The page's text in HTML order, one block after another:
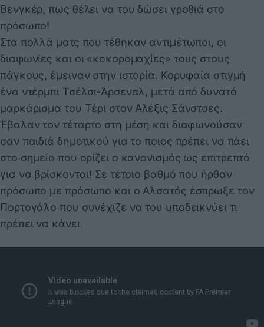
Βενγκέρ, πως θέλει να του δώσει γροθιά στο
πρόσωπο!
Στα πολλά ματς που τέθηκαν αντιμέτωποι, οι
διαφωνίες και οι «κοκορομαχίες» τους στους
πάγκους, έμειναν στην ιστορία. Κορυφαία στιγμή
ένα ντέρμπι Τσέλσι-Άρσεναλ, μετά από δυνατό
μαρκάρισμα του Τέρι στον Αλέξις Σάνστσες.
Έβαλαν τον τέταρτο στη μέση και διαφωνούσαν
σαν παιδιά δημοτικού για το ποιος πρέπει να πάει
στο σημείο που ορίζει ο κανονισμός ως επιτρεπτό
για να βρίσκονται! Σε τέτοιο βαθμό που ήρθαν
πρόσωπο με πρόσωπο και ο Αλσατός έσπρωξε τον
Πορτογάλο που συνέχιζε να του υποδεικνύει τι
πρέπει να κάνει.